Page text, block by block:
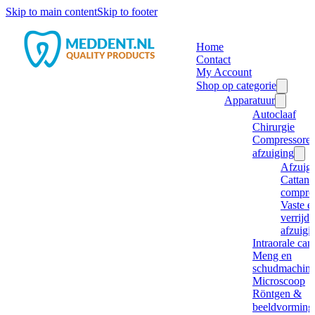
Skip to main contentSkip to footer
Home
Contact
My Account
Shop op categorie
Apparatuur
Autoclaaf
Chirurgie
afzuiging
Cattani
Vaste
Intraorale
Meng en
Microscoop
Röntgen &
beeldvorming